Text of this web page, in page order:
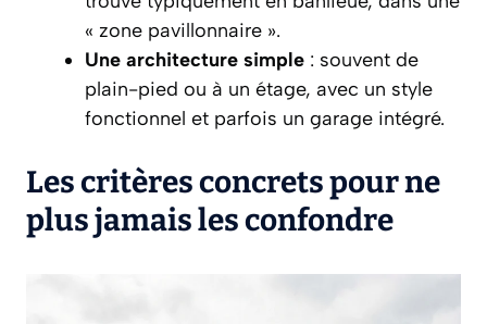
« zone pavillonnaire ».
Une architecture simple : souvent de
plain-pied ou à un étage, avec un style
fonctionnel et parfois un garage intégré.
Les critères concrets pour ne
plus jamais les confondre